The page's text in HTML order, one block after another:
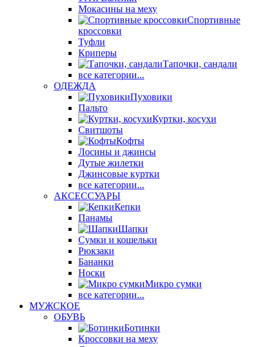
Мокасины на меху
Спортивные
кроссовки
Туфли
Криперы
Тапочки, сандали
все категории...
ОДЕЖДА
Пуховики
Пальто
Куртки, косухи
Свитшоты
Кофты
Лосины и джинсы
Дутые жилетки
Джинсовые куртки
все категории...
АКСЕССУАРЫ
Кепки
Панамы
Шапки
Сумки и кошельки
Рюкзаки
Бананки
Носки
Микро сумки
все категории...
МУЖСКОЕ
ОБУВЬ
Ботинки
Кроссовки на меху